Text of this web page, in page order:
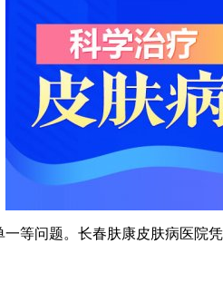
问题。长春肤康皮肤病医院凭